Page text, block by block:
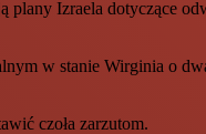
Izraela dotyczące
w stanie Wirginia o
czoła zarzutom.